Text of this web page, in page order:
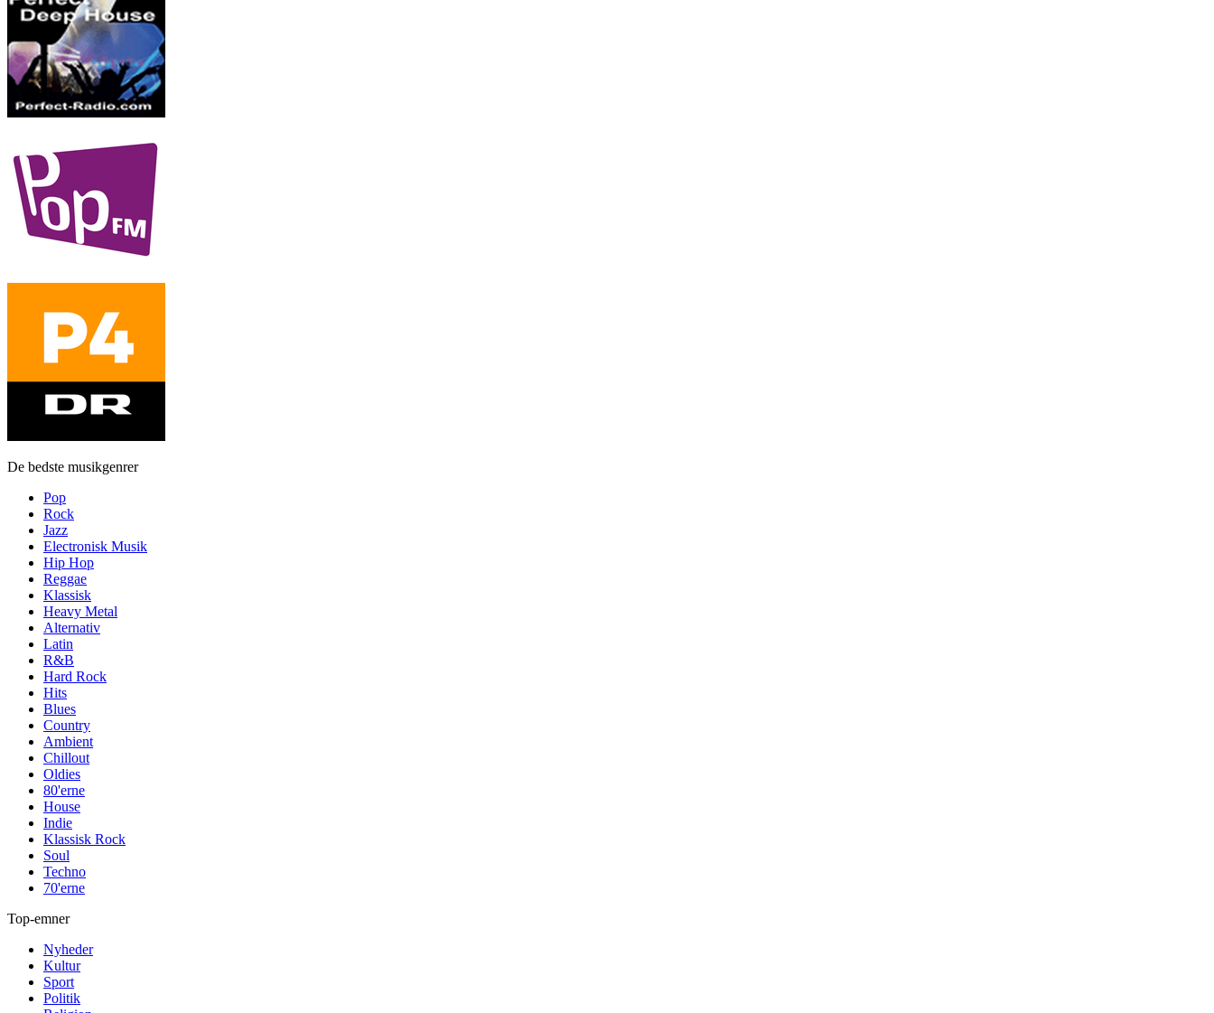
De bedste musikgenrer
Pop
Rock
Jazz
Electronisk Musik
Hip Hop
Reggae
Klassisk
Heavy Metal
Alternativ
Latin
R&B
Hard Rock
Hits
Blues
Country
Ambient
Chillout
Oldies
80'erne
House
Indie
Klassisk Rock
Soul
Techno
70'erne
Top-emner
Nyheder
Kultur
Sport
Politik